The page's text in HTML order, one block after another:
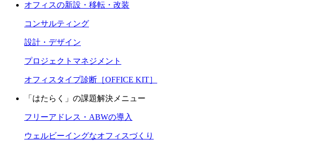
オフィスの新設・移転・改装
コンサルティング
設計・デザイン
プロジェクトマネジメント
オフィスタイプ診断［OFFICE KIT］
「はたらく」の課題解決メニュー
フリーアドレス・ABWの導入
ウェルビーイングなオフィスづくり